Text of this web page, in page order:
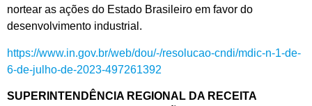
nortear as ações do Estado Brasileiro em favor do
desenvolvimento industrial.
https://www.in.gov.br/web/dou/-/resolucao-cndi/mdic-n-1-de-
6-de-julho-de-2023-497261392
SUPERINTENDÊNCIA REGIONAL DA RECEITA